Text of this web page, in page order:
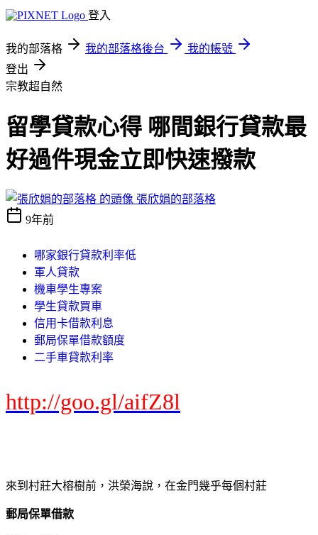
登入
我的部落格 我的部落格後台
我的帳號
登出
宗教超自然
留學貸款心得 哪間銀行貸款最
好過件現金立即快速撥款
張欣娟的部落格
9年前
哪家銀行貸款利率低
軍人貸款
機車學生專案
學生貸款買車
信用卡借款利息
郵局保單借款額度
二手車貸款利率
http://goo.gl/aifZ8l
來到村莊大榕樹前，洪榮海說，在金門幾乎每個村莊
郵局保單借款